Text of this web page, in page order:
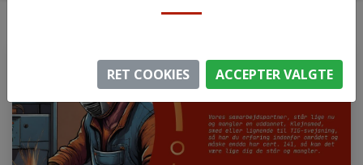
RET COOKIES ACCEPTER VALGTE